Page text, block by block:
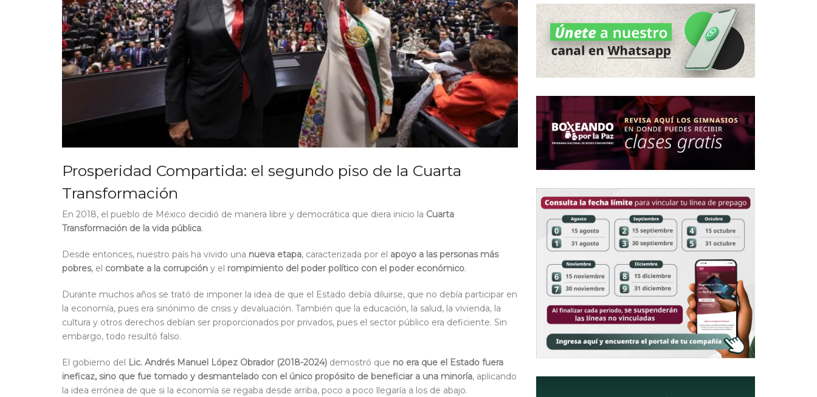
Prosperidad Compartida: el segundo piso de la Cuarta
Transformación
En 2018, el pueblo de México decidió de manera libre y democrática que diera inicio la Cuarta
Transformación de la vida pública.
Desde entonces, nuestro país ha vivido una nueva etapa, caracterizada por el apoyo a las personas más
pobres, el combate a la corrupción y el rompimiento del poder político con el poder económico.
Durante muchos años se trató de imponer la idea de que el Estado debía diluirse, que no debía participar en
la economía, pues era sinónimo de crisis y devaluación. También que la educación, la salud, la vivienda, la
cultura y otros derechos debían ser proporcionados por privados, pues el sector público era deficiente. Sin
embargo, todo resultó falso.
El gobierno del Lic. Andrés Manuel López Obrador (2018-2024) demostró que no era que el Estado fuera
ineficaz, sino que fue tomado y desmantelado con el único propósito de beneficiar a una minoría, aplicando
la idea errónea de que si la economía se regaba desde arriba, poco a poco llegaría a los de abajo.